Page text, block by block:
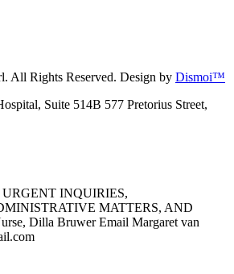
All Rights Reserved. Design by Dismoi™
Suite 514B 577 Pretorius Street,
INQUIRIES,
MATTERS, AND
Dilla Bruwer Email Margaret van